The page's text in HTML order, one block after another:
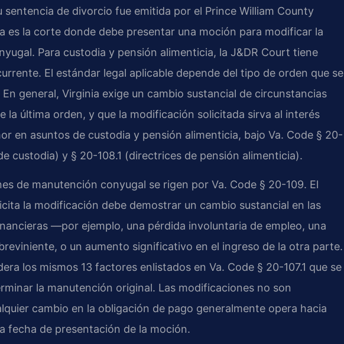
sentencia de divorcio fue emitida por el Prince William County
es la corte donde debe presentar una moción para modificar la
Para custodia y pensión alimenticia, la J&DR Court tiene
El estándar legal aplicable depende del tipo de orden que se
general, Virginia exige un cambio sustancial de circunstancias
la última orden, y que la modificación solicitada sirva al interés
en asuntos de custodia y pensión alimenticia, bajo Va. Code § 20-
custodia) y § 20-108.1 (directrices de pensión alimenticia).
de manutención conyugal se rigen por Va. Code § 20-109. El
la modificación debe demostrar un cambio sustancial en las
—por ejemplo, una pérdida involuntaria de empleo, una
o un aumento significativo en el ingreso de la otra parte.
los mismos 13 factores enlistados en Va. Code § 20-107.1 que se
la manutención original. Las modificaciones no son
cambio en la obligación de pago generalmente opera hacia
fecha de presentación de la moción.